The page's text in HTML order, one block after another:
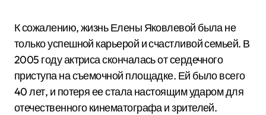
К сожалению, жизнь Елены Яковлевой была не
только успешной карьерой и счастливой семьей. В
2005 году актриса скончалась от сердечного
приступа на съемочной площадке. Ей было всего
40 лет, и потеря ее стала настоящим ударом для
отечественного кинематографа и зрителей.